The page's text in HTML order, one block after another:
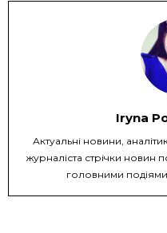
Iryna
Актуальні новини,
журналіста стрічки новин
головними подіями